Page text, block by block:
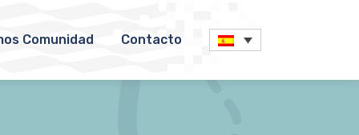
Comunidad Contacto